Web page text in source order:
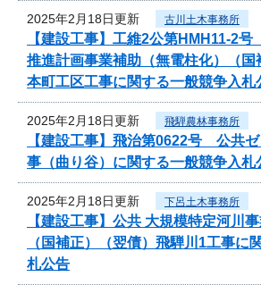
2025年2月18日更新 古川土木事務所
【建設工事】工維2公第HMH11-2
推進計画事業補助（無電柱化）（国
本町工区工事に関する一般競争入札
2025年2月18日更新 飛騨農林事務所
【建設工事】飛治第0622号 公共
事（曲り谷）に関する一般競争入札
2025年2月18日更新 下呂土木事務所
【建設工事】公共 大規模特定河川事
（国補正）（翌債）飛騨川1工事に
札公告